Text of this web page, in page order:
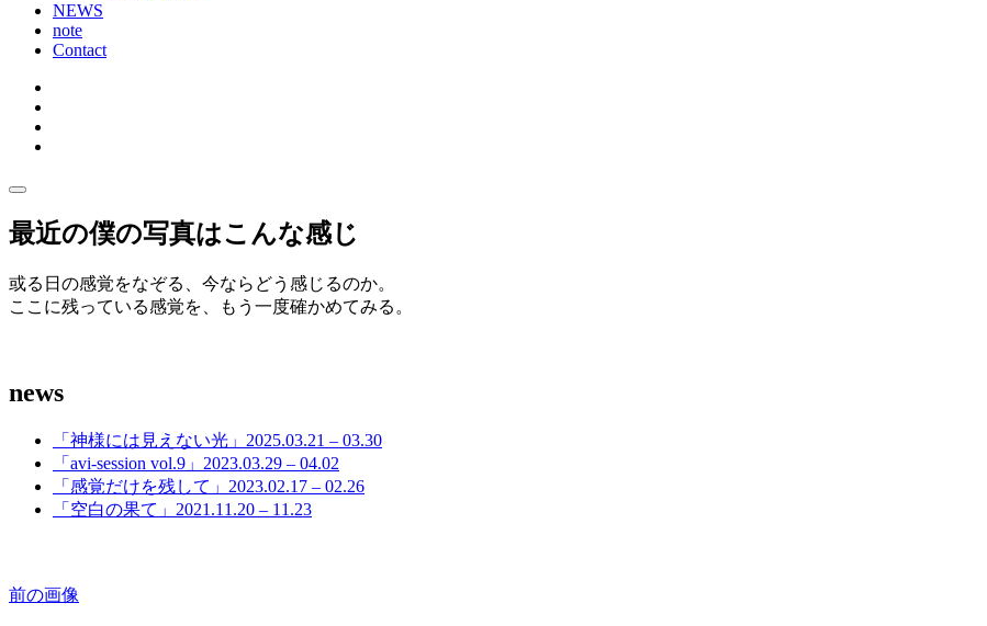
NEWS
note
Contact
サ
イ
バ
サ
イ
ド
ー
を
開
最近の僕の写真はこんな感じ
或る日の感覚をなぞる、今ならどう感じるのか。
ここに残っている感覚を、もう一度確かめてみる。
news
「神様には見えない光」2025.03.21 – 03.30
「avi-session vol.9」2023.03.29 – 04.02
「感覚だけを残して」2023.02.17 – 02.26
「空白の果て」2021.11.20 – 11.23
前の画像